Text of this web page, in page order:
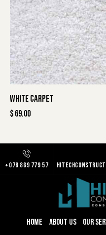
WHITE CARPET
$69.00
+078 869 779 57
HOME ABOUT US OUR